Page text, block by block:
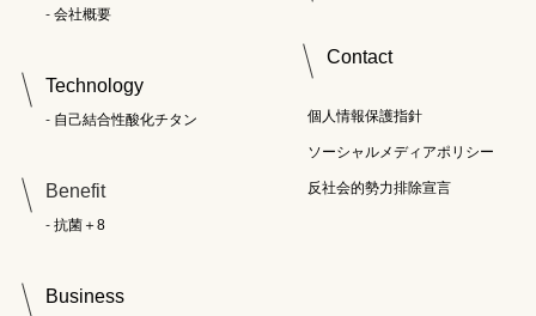
会社概要
Technology
自己結合性酸化チタン
Benefit
抗菌＋8
Business
Contact
個人情報保護指針
ソーシャルメディアポリシー
反社会的勢力排除宣言